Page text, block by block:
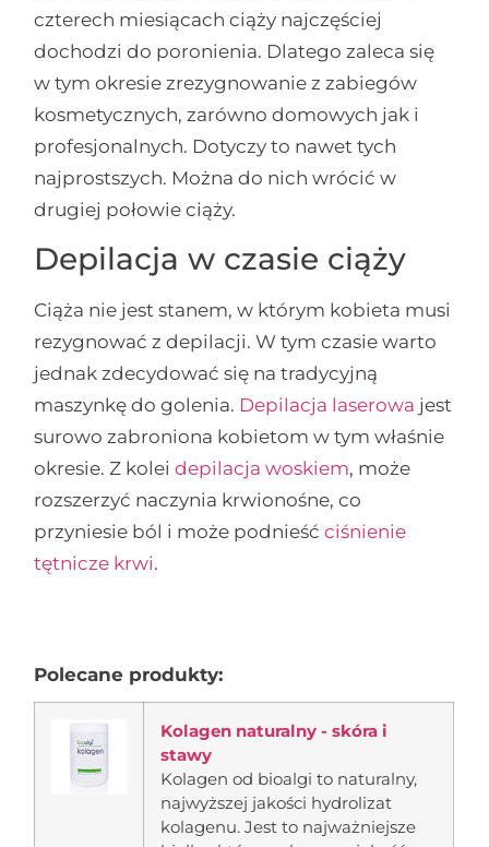
czterech miesiącach ciąży najczęściej
dochodzi do poronienia. Dlatego zaleca się
w tym okresie zrezygnowanie z zabiegów
kosmetycznych, zarówno domowych jak i
profesjonalnych. Dotyczy to nawet tych
najprostszych. Można do nich wrócić w
drugiej połowie ciąży.
Depilacja w czasie ciąży
Ciąża nie jest stanem, w którym kobieta musi
rezygnować z depilacji. W tym czasie warto
jednak zdecydować się na tradycyjną
maszynkę do golenia. Depilacja laserowa jest
surowo zabroniona kobietom w tym właśnie
okresie. Z koleidepilacja woskiem, może
rozszerzyć naczynia krwionośne, co
przyniesie ból i może podnieśćciśnienie
tętnicze krwi.
Polecane produkty:
Kolagen naturalny - skóra i
stawy
Kolagen od bioalgi to naturalny,
najwyższej jakości hydrolizat
kolagenu. Jest to najważniejsze